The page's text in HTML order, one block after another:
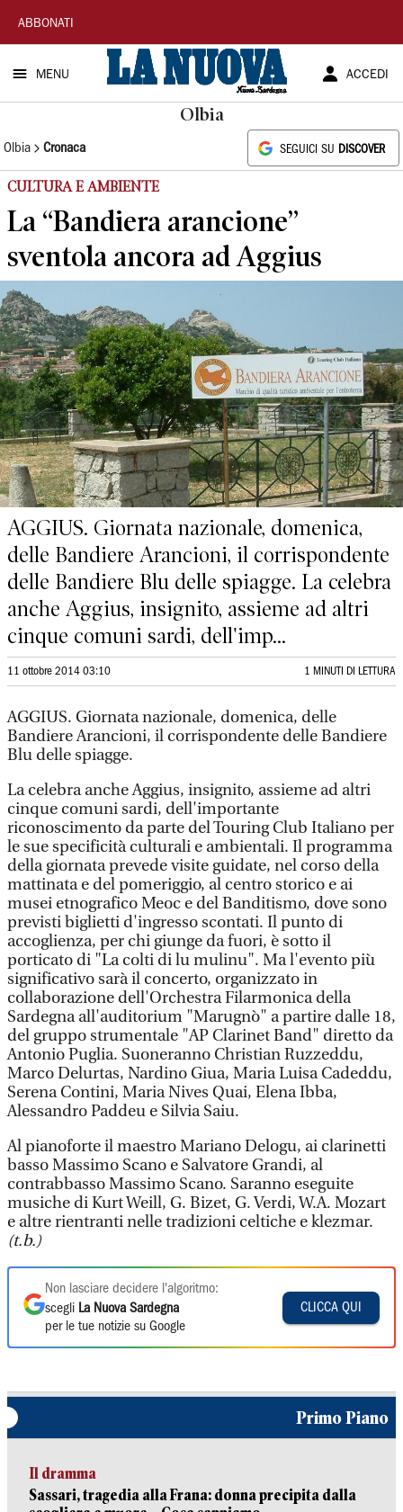
La
Nuova
Sardegna
ABBONATI
MENU ACCEDI
Olbia
Olbia Cronaca SEGUICI SU DISCOVER
CULTURA E AMBIENTE
La “Bandiera arancione”
sventola ancora ad Aggius
AGGIUS. Giornata nazionale, domenica,
delle Bandiere Arancioni, il corrispondente
delle Bandiere Blu delle spiagge. La celebra
anche Aggius, insignito, assieme ad altri
cinque comuni sardi, dell'imp...
11 ottobre 2014 03:10 1 MINUTI DI LETTURA
AGGIUS. Giornata nazionale, domenica, delle
Bandiere Arancioni, il corrispondente delle Bandiere
Blu delle spiagge.
La celebra anche Aggius, insignito, assieme ad altri
cinque comuni sardi, dell'importante
riconoscimento da parte del Touring Club Italiano per
le sue specificità culturali e ambientali. Il programma
della giornata prevede visite guidate, nel corso della
mattinata e del pomeriggio, al centro storico e ai
musei etnografico Meoc e del Banditismo, dove sono
previsti biglietti d'ingresso scontati. Il punto di
accoglienza, per chi giunge da fuori, è sotto il
porticato di "La colti di lu mulinu". Ma l'evento più
significativo sarà il concerto, organizzato in
collaborazione dell'Orchestra Filarmonica della
Sardegna all'auditorium "Marugnò" a partire dalle 18,
del gruppo strumentale "AP Clarinet Band" diretto da
Antonio Puglia. Suoneranno Christian Ruzzeddu,
Marco Delurtas, Nardino Giua, Maria Luisa Cadeddu,
Serena Contini, Maria Nives Quai, Elena Ibba,
Alessandro Paddeu e Silvia Saiu.
Al pianoforte il maestro Mariano Delogu, ai clarinetti
basso Massimo Scano e Salvatore Grandi, al
contrabbasso Massimo Scano. Saranno eseguite
musiche di Kurt Weill, G. Bizet, G. Verdi, W.A. Mozart
e altre rientranti nelle tradizioni celtiche e klezmar.
(t.b.)
Non lasciare decidere l'algoritmo:
scegli La Nuova Sardegna
per le tue notizie su Google
CLICCA QUI
Primo Piano
Il dramma
Sassari, tragedia alla Frana: donna precipita dalla